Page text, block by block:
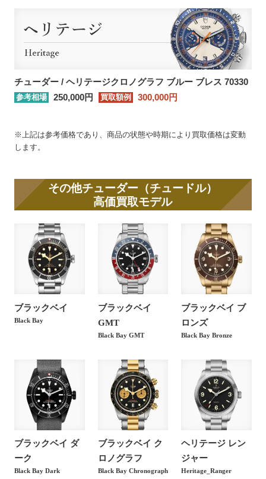
200,000円
チューダー ブラックベイブロン
ズ ブラック レザー 79250BA
200,000 円
チューダー ブラックベイブロン
ズ ファブリック 79250BA
チューダー ブラックベイGMT ブ
レス 79830RB
250,000円
ラウン レザー 79830RB
304,000円
チューダー ブラックベイGMT フ
ァブリック 79830RB
チューダー ブラックベイ 32 S&G
シャンパン 79583
250,000円
チューダー ブラックベイ 32 S&G
ブラック 79583
180,000円
チューダー ブラックベイ 32 ブル
チューダー ブラックベイ 32 ブル
ー ベージュ レザー 79580
130,000円
チューダー ブラックベイ 32 ブル
ー ブラック ファブリック 79580
110,000円
チューダー ブラックベイ 32 ブラ
100,000円
チューダー / ヘリテージクロノグラフ ブルー ブレス 70330
参考相場 250,000円 買取額例 300,000円
※上記は参考価格であり、商品の状態や時期により買取価格は変動
します。
その他チューダー（チュードル）
高価買取モデル
ブラックベイ
Black Bay
ブラックベイ
GMT
Black Bay GMT
ブラックベイ ブ
ロンズ
Black Bay Bronze
ブラックベイ ダ
ーク
Black Bay Dark
ブラックベイ ク
ロノグラフ
Black Bay Chronograph
ヘリテージ レン
ジャー
Heritage_Ranger